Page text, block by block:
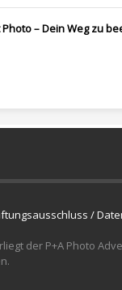
– Dein Weg zu
/
der P+A Photo